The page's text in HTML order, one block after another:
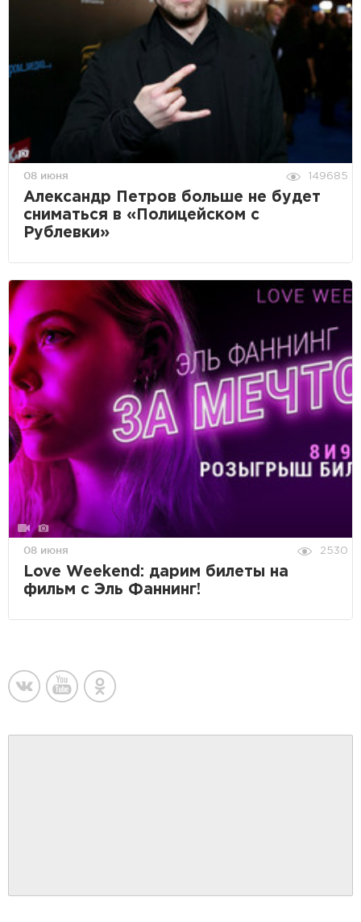
08 июня 149685
Александр Петров больше не будет
сниматься в «Полицейском с
Рублевки»
08 июня 2530
Love Weekend: дарим билеты на
фильм с Эль Фаннинг!